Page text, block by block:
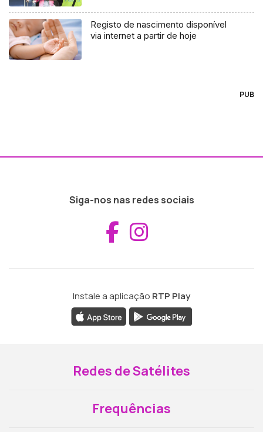
Registo de nascimento disponível
via internet a partir de hoje
PUB
Siga-nos nas redes sociais
Aceder ao
Instale a aplicação RTP Play
Redes de Satélites
Frequências